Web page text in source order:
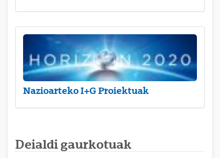
Nazioarteko I+G Proiektuak
Deialdi gaurkotuak